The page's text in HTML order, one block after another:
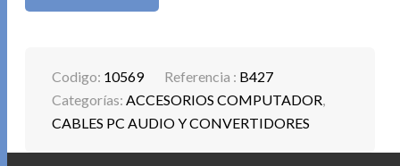
Codigo: 10569 Referencia : B427
Categorías:ACCESORIOS COMPUTADOR,
CABLES PC AUDIO Y CONVERTIDORES